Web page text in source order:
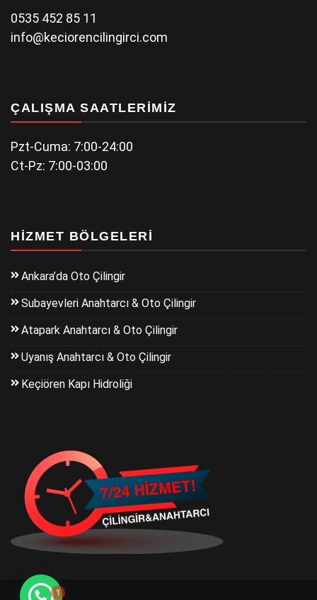
0535 452 85 11
info@keciorencilingirci.com
ÇALIŞMA SAATLERIMIZ
Pzt-Cuma: 7:00-24:00
Ct-Pz: 7:00-03:00
HIZMET BÖLGELERI
Ankara’da Oto Çilingir
Subayevleri Anahtarcı & Oto Çilingir
Atapark Anahtarcı & Oto Çilingir
Uyanış Anahtarcı & Oto Çilingir
Keçiören Kapı Hidroliği
1